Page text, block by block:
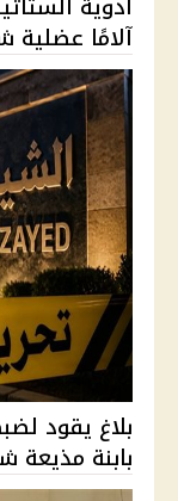
آلامًا عضلية
بلاغ يقود
بابنة مذيعة